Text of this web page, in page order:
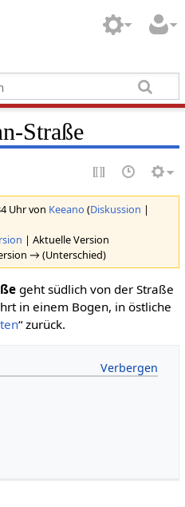
Straße
Uhr von Keeano (Diskussion |
| Aktuelle Version
→ (Unterschied)
geht südlich von der Straße
in einem Bogen, in östliche
“ zurück.